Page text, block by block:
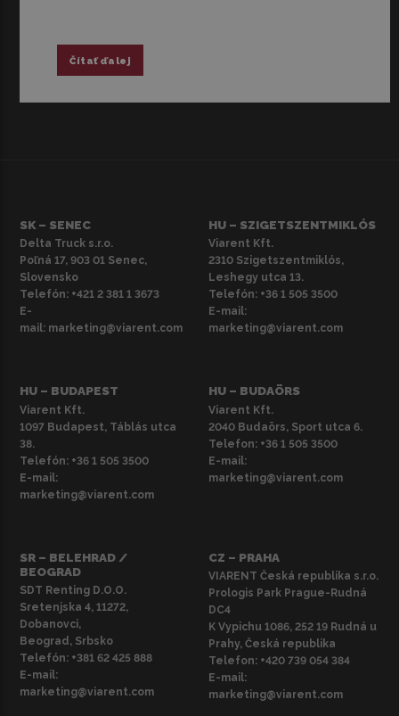
Čítať ďalej
SK – SENEC
Delta Truck s.r.o.
Poľná 17, 903 01 Senec,
Slovensko
Telefón: +421 2 381 1 3673
E-
mail: marketing@viarent.com
HU – SZIGETSZENTMIKLÓS
Viarent Kft.
2310 Szigetszentmiklós,
Leshegy utca 13.
Telefón: +36 1 505 3500
E-mail:
marketing@viarent.com
HU – BUDAPEST
Viarent Kft.
1097 Budapest, Táblás utca
38.
Telefón: +36 1 505 3500
E-mail:
marketing@viarent.com
HU – BUDAÖRS
Viarent Kft.
2040 Budaörs, Sport utca 6.
Telefon: +36 1 505 3500
E-mail:
marketing@viarent.com
SR – BELEHRAD /
BEOGRAD
SDT Renting D.O.O.
Sretenjska 4, 11272,
Dobanovci,
Beograd, Srbsko
Telefón: +381 62 425 888
E-mail:
marketing@viarent.com
CZ – PRAHA
VIARENT Česká republika s.r.o.
Prologis Park Prague-Rudná
DC4
K Vypichu 1086, 252 19 Rudná u
Prahy, Česká republika
Telefon: +420 739 054 384
E-mail:
marketing@viarent.com